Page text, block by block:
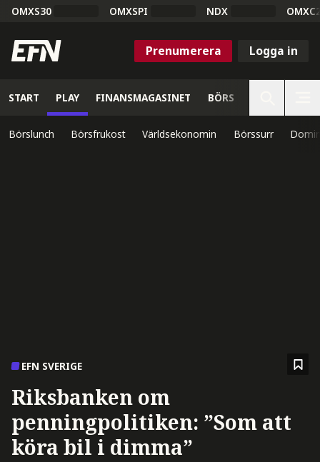
OMXS30 OMXSPI NDX
Prenumerera Logga in
START PLAY FINANSMAGASINET BÖRS
Börslunch Börsfrukost Världsekonomin Börssurr
EFN SVERIGE
Riksbanken om
penningpolitiken: ”Som att
köra bil i dimma”